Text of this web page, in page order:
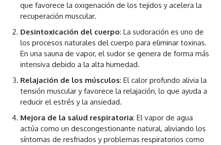
que favorece la oxigenación de los tejidos y acelera la
recuperación muscular.
Desintoxicación del cuerpo: La sudoración es uno de
los procesos naturales del cuerpo para eliminar toxinas.
En una sauna de vapor, el sudor se genera de forma más
intensiva debido a la alta humedad.
Relajación de los músculos: El calor profundo alivia la
tensión muscular y favorece la relajación, lo que ayuda a
reducir el estrés y la ansiedad.
Mejora de la salud respiratoria: El vapor de agua
actúa como un descongestionante natural, aliviando los
síntomas de resfriados y problemas respiratorios como